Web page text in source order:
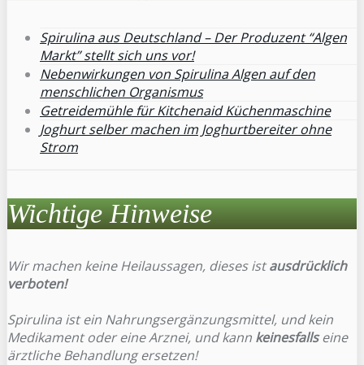
Spirulina aus Deutschland – Der Produzent “Algen
Markt” stellt sich uns vor!
Nebenwirkungen von Spirulina Algen auf den
menschlichen Organismus
Getreidemühle für Kitchenaid Küchenmaschine
Joghurt selber machen im Joghurtbereiter ohne
Strom
Wichtige Hinweise
Wir machen keine Heilaussagen, dieses istausdrücklich
verboten!
Spirulina ist ein Nahrungsergänzungsmittel, und kein
Medikament oder eine Arznei, und kann keinesfallseine
ärztliche Behandlung ersetzen!